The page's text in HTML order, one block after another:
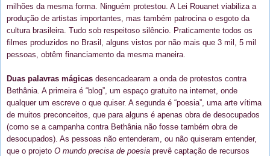
milhões da mesma forma. Ninguém protestou. A Lei Rouanet viabiliza a
produção de artistas importantes, mas também patrocina o esgoto da
cultura brasileira. Tudo sob respeitoso silêncio. Praticamente todos os
filmes produzidos no Brasil, alguns vistos por não mais que 3 mil, 5 mil
pessoas, obtêm financiamento da mesma maneira.
Duas palavras mágicas desencadearam a onda de protestos contra
Bethânia. A primeira é “blog”, um espaço gratuito na internet, onde
qualquer um escreve o que quiser. A segunda é “poesia”, uma arte vítima
de muitos preconceitos, que para alguns é apenas obra de desocupados
(como se a campanha contra Bethânia não fosse também obra de
desocupados). As pessoas não entenderam, ou não quiseram entender,
que o projeto O mundo precisa de poesia prevê captação de recursos